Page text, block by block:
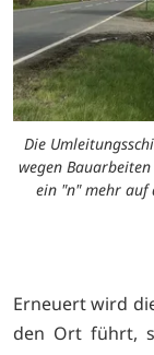
Die
wegen
ein "n" mehr auf
Erneuert wird
den Ort führt,